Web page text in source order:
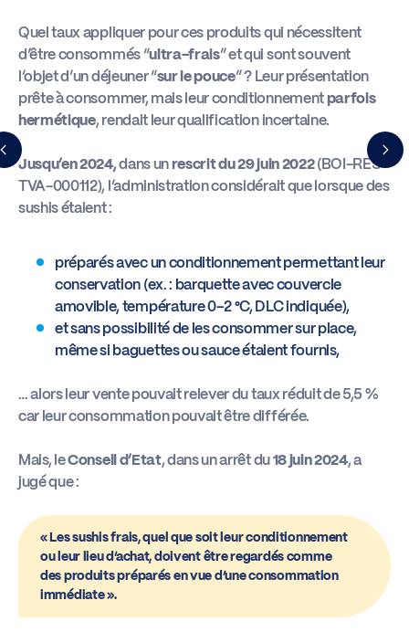
Quel taux appliquer pour ces produits qui nécessitent
d’être consommés “ultra-frais” et qui sont souvent
l’objet d’un déjeuner “sur le pouce” ? Leur présentation
prête à consommer, mais leur conditionnementparfois
hermétique, rendait leur qualification incertaine.
Jusqu’en 2024,dans unrescrit du 29 juin 2022(BOI-RES-
TVA-000112), l’administration considérait que lorsque des
sushis étaient :
préparés avec un conditionnement permettant leur
conservation (ex. : barquette avec couvercle
amovible, température 0–2 °C, DLC indiquée),
et sans possibilité de les consommer sur place,
même si baguettes ou sauce étaient fournis,
… alors leur vente pouvait relever du taux réduit de 5,5 %
car leur consommation pouvait être différée.
Mais, leConseil d’Etat, dans un arrêt du18 juin 2024, a
jugé que :
« Les sushis frais, quel que soit leur conditionnement
ou leur lieu d’achat, doivent être regardés comme
des produits préparés en vue d’une consommation
immédiate ».